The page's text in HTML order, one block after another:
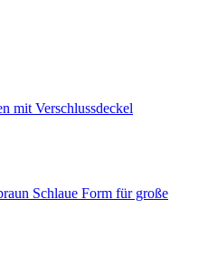
mit Verschlussdeckel
Schlaue Form für große